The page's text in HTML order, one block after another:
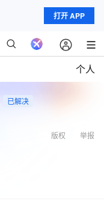
打开 APP
个人
已解决
举报
版权